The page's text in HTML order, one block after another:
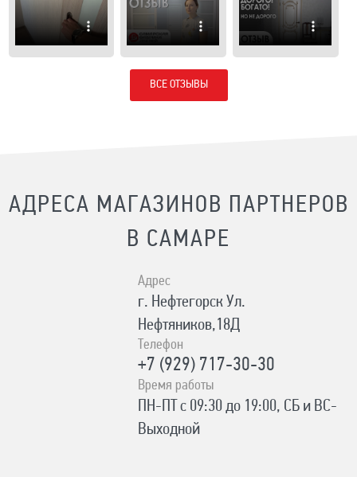
ВСЕ ОТЗЫВЫ
АДРЕСА МАГАЗИНОВ ПАРТНЕРОВ
В САМАРЕ
Адрес
г. Нефтегорск Ул.
Нефтяников,18Д
Телефон
+7 (929) 717-30-30
Время работы
ПН-ПТ с 09:30 до 19:00, СБ и ВС-
Выходной